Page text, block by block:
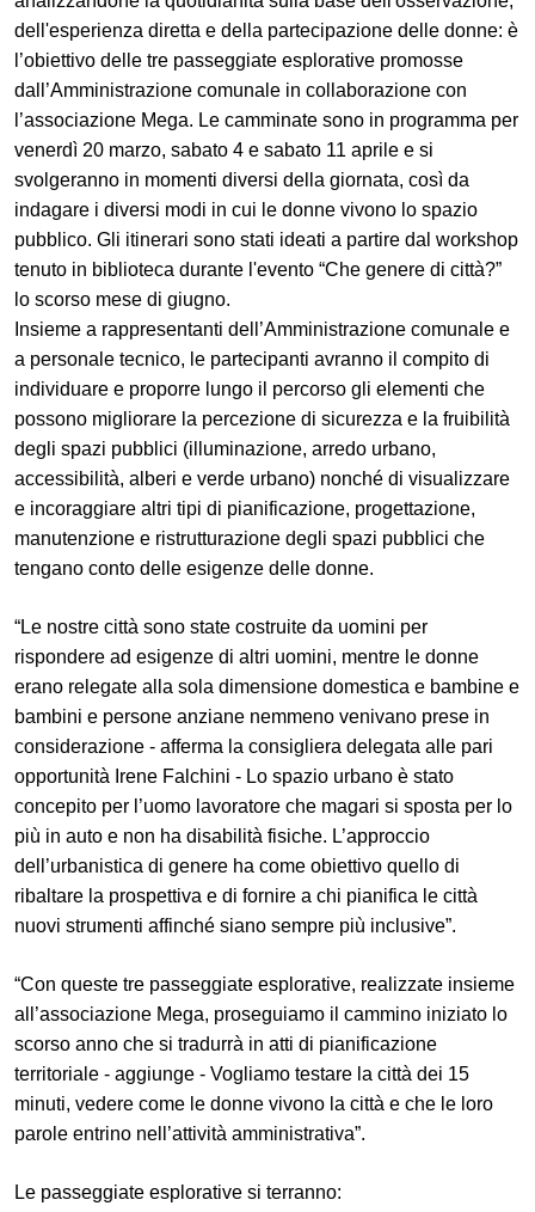
dell'esperienza diretta e della partecipazione delle donne: è
l’obiettivo delle tre passeggiate esplorative promosse
dall’Amministrazione comunale in collaborazione con
l’associazione Mega. Le camminate sono in programma per
venerdì 20 marzo, sabato 4 e sabato 11 aprile e si
svolgeranno in momenti diversi della giornata, così da
indagare i diversi modi in cui le donne vivono lo spazio
pubblico. Gli itinerari sono stati ideati a partire dal workshop
tenuto in biblioteca durante l'evento “Che genere di città?”
lo scorso mese di giugno.
Insieme a rappresentanti dell’Amministrazione comunale e
a personale tecnico, le partecipanti avranno il compito di
individuare e proporre lungo il percorso gli elementi che
possono migliorare la percezione di sicurezza e la fruibilità
degli spazi pubblici (illuminazione, arredo urbano,
accessibilità, alberi e verde urbano) nonché di visualizzare
e incoraggiare altri tipi di pianificazione, progettazione,
manutenzione e ristrutturazione degli spazi pubblici che
tengano conto delle esigenze delle donne.
“Le nostre città sono state costruite da uomini per
rispondere ad esigenze di altri uomini, mentre le donne
erano relegate alla sola dimensione domestica e bambine e
bambini e persone anziane nemmeno venivano prese in
considerazione - afferma la consigliera delegata alle pari
opportunità Irene Falchini - Lo spazio urbano è stato
concepito per l’uomo lavoratore che magari si sposta per lo
più in auto e non ha disabilità fisiche. L’approccio
dell’urbanistica di genere ha come obiettivo quello di
ribaltare la prospettiva e di fornire a chi pianifica le città
nuovi strumenti affinché siano sempre più inclusive”.
“Con queste tre passeggiate esplorative, realizzate insieme
all’associazione Mega, proseguiamo il cammino iniziato lo
scorso anno che si tradurrà in atti di pianificazione
territoriale - aggiunge - Vogliamo testare la città dei 15
minuti, vedere come le donne vivono la città e che le loro
parole entrino nell’attività amministrativa”.
Le passeggiate esplorative si terranno: